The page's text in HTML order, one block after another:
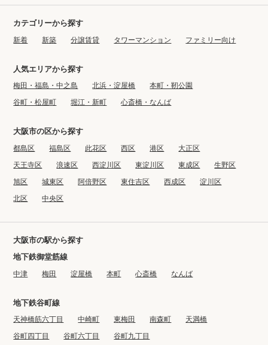
カテゴリーから探す
新着 新築 分譲賃貸 タワーマンション ファミリー向け
人気エリアから探す
梅田・福島・中之島 北浜・淀屋橋
本町・靭公園
谷町・松屋町
堀江・新町 心斎橋・なんば
大阪市の区から探す
都島区 福島区 此花区 西区 港区
大正区
天王寺区
浪速区 西淀川区 東淀川区 東成区
生野区
旭区
城東区 阿倍野区 東住吉区 西成区
淀川区
北区
中央区
大阪市の駅から探す
地下鉄御堂筋線
中津 梅田 淀屋橋 本町 心斎橋 なんば
地下鉄谷町線
天神橋筋六丁目 中崎町 東梅田 南森町
天満橋
谷町四丁目
谷町六丁目 谷町九丁目